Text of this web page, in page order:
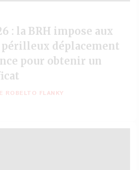
: la BRH impose aux
périlleux déplacement
pour obtenir un
ROBELTO FLANKY